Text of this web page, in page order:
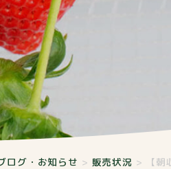
ログ・お知らせ > 販売状況 >
【